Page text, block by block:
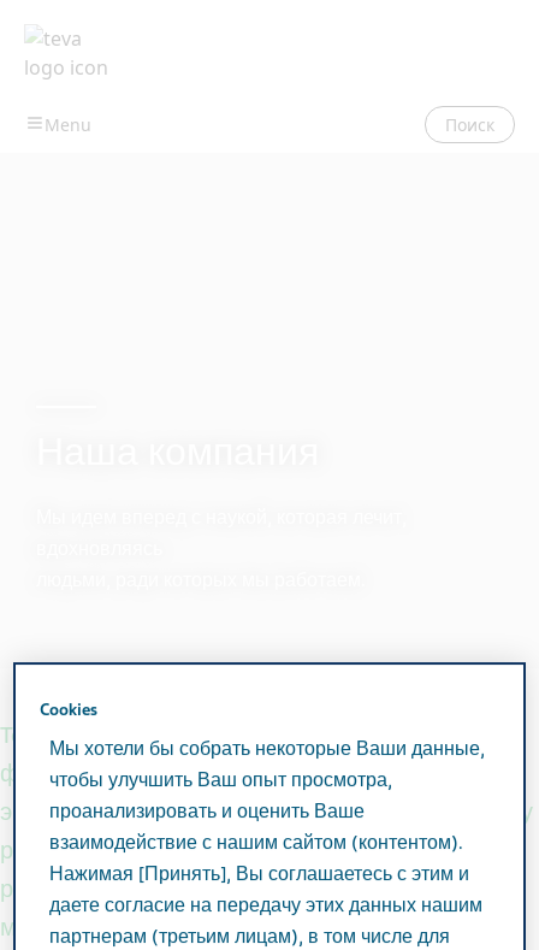
Поиск
Teva - один из мировых лидеров на
фармацевтическом рынке. Благодаря глубокой
экспертизе в создании дженериков и активному
развитию инновационной терапии, компания
расширяет возможности современной
медицины. На протяжении более 120 лет
Cookies
Мы хотели бы собрать некоторые Ваши данные,
чтобы улучшить Ваш опыт просмотра,
проанализировать и оценить Ваше
взаимодействие с нашим сайтом (контентом).
Нажимая [Принять], Вы соглашаетесь с этим и
даете согласие на передачу этих данных нашим
партнерам (третьим лицам), в том числе для